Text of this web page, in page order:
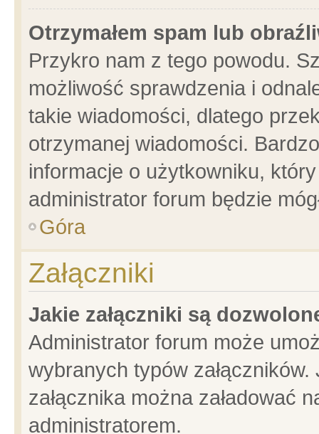
Otrzymałem spam lub
Przykro nam z tego powodu.
możliwość sprawdzenia i
takie wiadomości, dlatego
otrzymanej wiadomości.
informacje o użytkowniku,
administrator forum będzie
Góra
Załączniki
Jakie załączniki są
Administrator forum może
wybranych typów
załącznika można załadować
administratorem.